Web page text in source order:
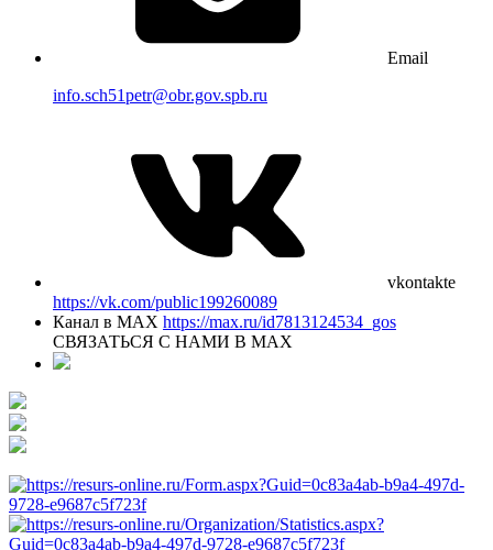
Email
info.sch51petr@obr.gov.spb.ru
vkontakte
https://vk.com/public199260089
Канал в MAX https://max.ru/id7813124534_gos
СВЯЗАТЬСЯ С НАМИ В МАХ